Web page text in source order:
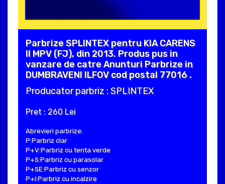
Parbrize SPLINTEX pentru KIA CARENS
II MPV (FJ), din 2013. Produs pus in
vanzare de catre Anunturi Parbrize in
DUMBRAVENI ILFOV cod postal 77016 .
Producator parbriz : SPLINTEX
Pret : 260 Lei
Abrevieri parbrize:
P:Parbriz clar
P+V:Parbriz cu tenta verde
P+S:Parbriz cu parasolar
P+SE:Parbriz cu senzor
P+I:Parbriz cu incalzire